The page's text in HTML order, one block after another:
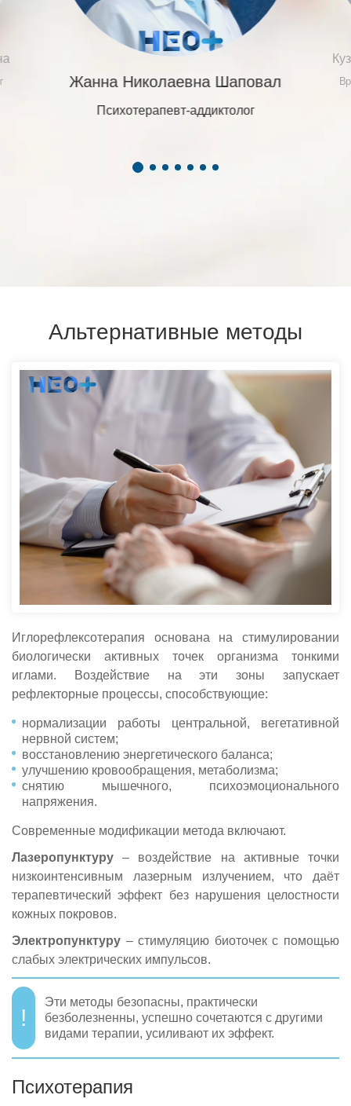
Жанна Николаевна Шаповал
Психотерапевт-аддиктолог
Альтернативные методы
Иглорефлексотерапия основана на стимулировании
биологически активных точек организма тонкими
иглами. Воздействие на эти зоны запускает
рефлекторные процессы, способствующие:
нормализации работы центральной, вегетативной
нервной систем;
восстановлению энергетического баланса;
улучшению кровообращения, метаболизма;
снятию мышечного, психоэмоционального
напряжения.
Современные модификации метода включают.
Лазеропунктуру – воздействие на активные точки
низкоинтенсивным лазерным излучением, что даёт
терапевтический эффект без нарушения целостности
кожных покровов.
Электропунктуру – стимуляцию биоточек с помощью
слабых электрических импульсов.
Эти методы безопасны, практически
безболезненны, успешно сочетаются с другими
видами терапии, усиливают их эффект.
Психотерапия